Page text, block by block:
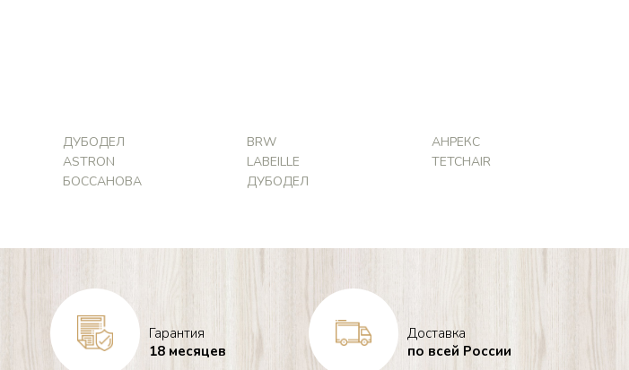
ДУБОДЕЛ BRW
АНРЕКС
ASTRON LABEILLE
TETCHAIR
БОССАНОВА ДУБОДЕЛ
Гарантия
18 месяцев
Доставка
по всей России